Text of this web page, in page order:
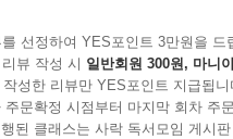
한 채 떠난 채무자의 흔적과
에서
프랭클린은 장난감 호루라기
돌아와서야 깨달았다. 그 호
나 그런 순간이 온다. 그땐 분
밀려드는 순간이 말이다. 프
를, 관계를, 심지어 자기 자신
선정하여 YES포인트 3만원을 드
뷰 작성 시 일반회원 300원, 마니
성한 리뷰만 YES포인트 지급됩니
주문확정 시점부터 마지막 회차 주
된 클래스는 사락 독서모임 게시